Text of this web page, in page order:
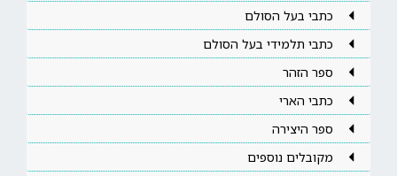
כתבי בעל הסולם
כתבי תלמידי בעל הסולם
ספר הזהר
כתבי הארי
ספר היצירה
מקובלים נוספים